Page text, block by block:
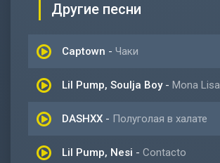
Другие песни
Captown - Чаки
Lil Pump, Soulja Boy- Mona Lisa
DASHXX - Полуголая в халате
Lil Pump, Nesi - Contacto